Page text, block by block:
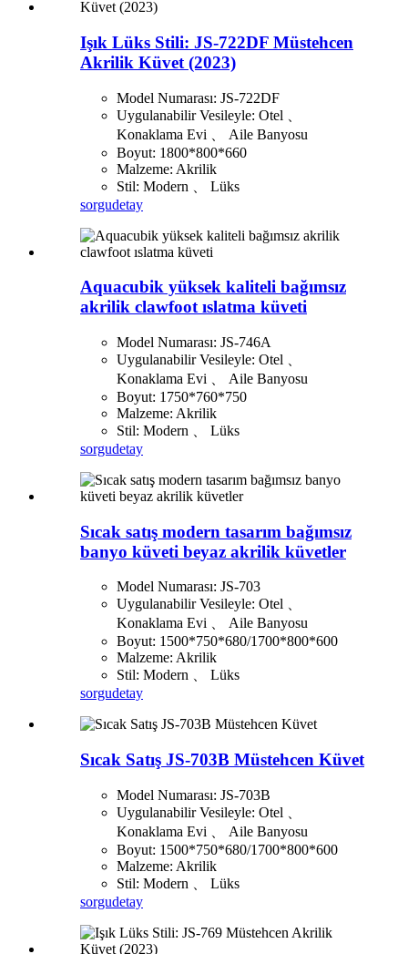
Işık Lüks Stili: JS-722DF Müstehcen
Akrilik Küvet (2023)
Model Numarası: JS-722DF
Uygulanabilir Vesileyle: Otel 、
Konaklama Evi 、 Aile Banyosu
Boyut: 1800*800*660
Malzeme: Akrilik
Stil: Modern 、 Lüks
sorgudetay
Aquacubik yüksek kaliteli bağımsız
akrilik clawfoot ıslatma küveti
Model Numarası: JS-746A
Uygulanabilir Vesileyle: Otel 、
Konaklama Evi 、 Aile Banyosu
Boyut: 1750*760*750
Malzeme: Akrilik
Stil: Modern 、 Lüks
sorgudetay
Sıcak satış modern tasarım bağımsız
banyo küveti beyaz akrilik küvetler
Model Numarası: JS-703
Uygulanabilir Vesileyle: Otel 、
Konaklama Evi 、 Aile Banyosu
Boyut: 1500*750*680/1700*800*600
Malzeme: Akrilik
Stil: Modern 、 Lüks
sorgudetay
Sıcak Satış JS-703B Müstehcen Küvet
Model Numarası: JS-703B
Uygulanabilir Vesileyle: Otel 、
Konaklama Evi 、 Aile Banyosu
Boyut: 1500*750*680/1700*800*600
Malzeme: Akrilik
Stil: Modern 、 Lüks
sorgudetay